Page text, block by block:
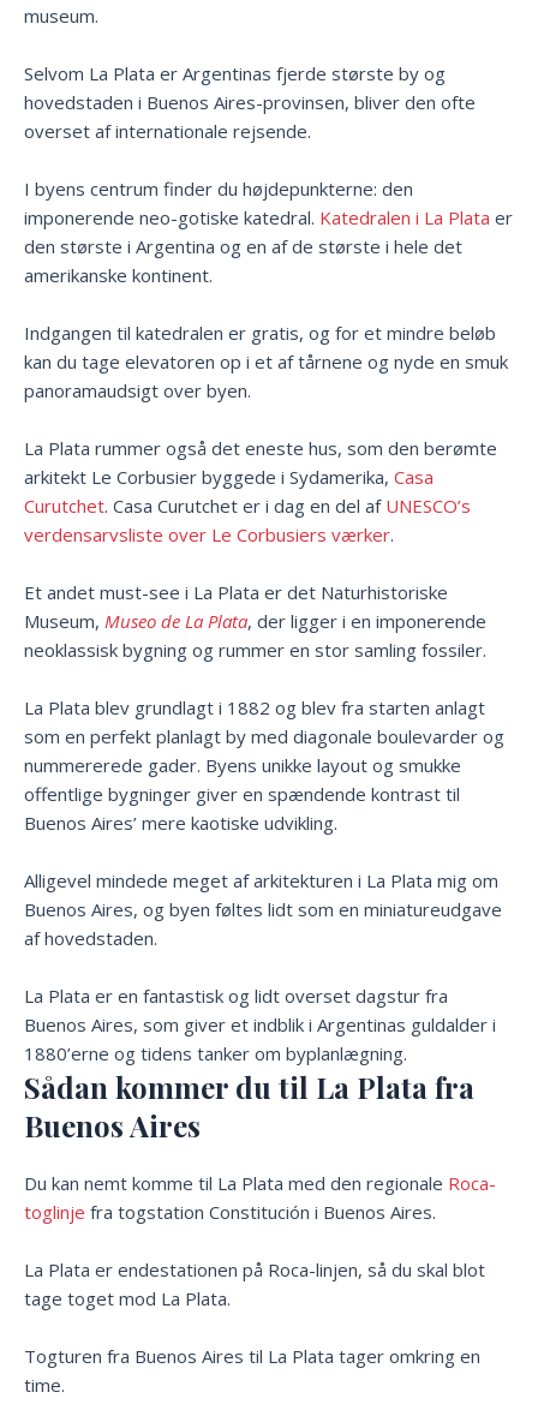
museum.
Selvom La Plata er Argentinas fjerde største by og
hovedstaden i Buenos Aires-provinsen, bliver den ofte
overset af internationale rejsende.
I byens centrum finder du højdepunkterne: den
imponerende neo-gotiske katedral. Katedralen i La Plata er
den største i Argentina og en af de største i hele det
amerikanske kontinent.
Indgangen til katedralen er gratis, og for et mindre beløb
kan du tage elevatoren op i et af tårnene og nyde en smuk
panoramaudsigt over byen.
La Plata rummer også det eneste hus, som den berømte
arkitekt Le Corbusier byggede i Sydamerika, Casa
Curutchet. Casa Curutchet er i dag en del af UNESCO’s
verdensarvsliste over Le Corbusiers værker.
Et andet must-see i La Plata er det Naturhistoriske
Museum, Museo de La Plata, der ligger i en imponerende
neoklassisk bygning og rummer en stor samling fossiler.
La Plata blev grundlagt i 1882 og blev fra starten anlagt
som en perfekt planlagt by med diagonale boulevarder og
nummererede gader. Byens unikke layout og smukke
offentlige bygninger giver en spændende kontrast til
Buenos Aires’ mere kaotiske udvikling.
Alligevel mindede meget af arkitekturen i La Plata mig om
Buenos Aires, og byen føltes lidt som en miniatureudgave
af hovedstaden.
La Plata er en fantastisk og lidt overset dagstur fra
Buenos Aires, som giver et indblik i Argentinas guldalder i
1880’erne og tidens tanker om byplanlægning.
Sådan kommer du til La Plata fra
Buenos Aires
Du kan nemt komme til La Plata med den regionale Roca-
toglinje fra togstation Constitución i Buenos Aires.
La Plata er endestationen på Roca-linjen, så du skal blot
tage toget mod La Plata.
Togturen fra Buenos Aires til La Plata tager omkring en
time.